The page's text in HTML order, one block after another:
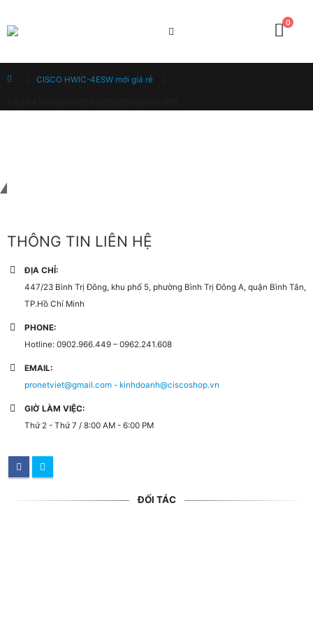
0
Home
CISCO HWIC-4ESW mới giá rẻ
THÔNG TIN LIÊN HỆ
ĐỊA CHỈ:
447/23 Bình Trị Đông, khu phố 5, phường Bình Trị Đông A, quận Bình Tân,
TP.Hồ Chí Minh
PHONE:
Hotline: 0902.966.449 – 0962.241.608
EMAIL:
pronetviet@gmail.com - kinhdoanh@ciscoshop.vn
GIỜ LÀM VIỆC:
Thứ 2 - Thứ 7 / 8:00 AM - 6:00 PM
ĐỐI TÁC